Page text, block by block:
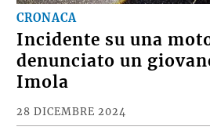
CRONACA
Incidente su una
denunciato un
Imola
28 DICEMBRE 2024